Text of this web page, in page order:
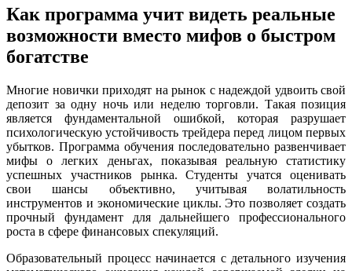
Как программа учит видеть реальные
возможности вместо мифов о быстром
богатстве
Многие новички приходят на рынок с надеждой удвоить свой
депозит за одну ночь или неделю торговли. Такая позиция
является фундаментальной ошибкой, которая разрушает
психологическую устойчивость трейдера перед лицом первых
убытков. Программа обучения последовательно развенчивает
мифы о легких деньгах, показывая реальную статистику
успешных участников рынка. Студенты учатся оценивать
свои шансы объективно, учитывая волатильность
инструментов и экономические циклы. Это позволяет создать
прочный фундамент для дальнейшего профессионального
роста в сфере финансовых спекуляций.
Образовательный процесс начинается с детального изучения